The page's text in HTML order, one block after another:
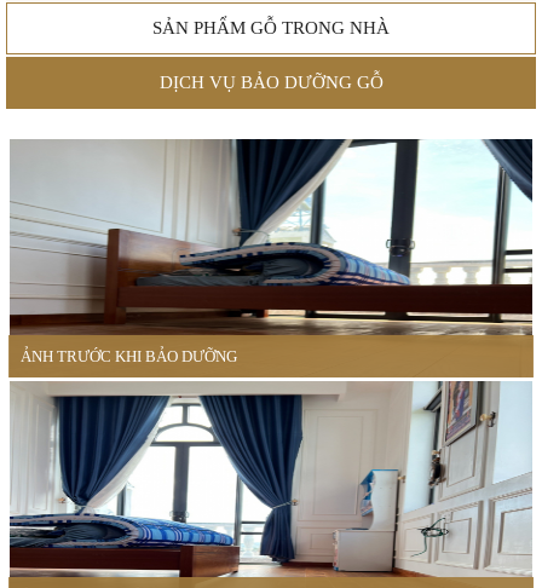
SẢN PHẨM GỖ TRONG NHÀ
DỊCH VỤ BẢO DƯỠNG GỖ
ẢNH TRƯỚC KHI BẢO DƯỠNG